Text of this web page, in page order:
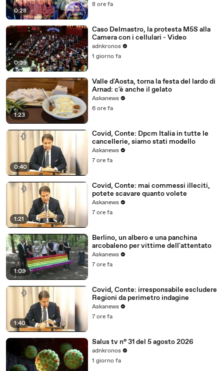
0:28
8 ore fa
0:39
Caso Delmastro, la protesta M5S alla
Camera con i cellulari - Video
adnkronos
1 giorno fa
1:23
Valle d'Aosta, torna la festa del lardo di
Arnad: c'è anche il gelato
Askanews
6 ore fa
0:40
Covid, Conte: Dpcm Italia in tutte le
cancellerie, siamo stati modello
Askanews
7 ore fa
1:21
Covid, Conte: mai commessi illeciti,
potete scavare quanto volete
Askanews
7 ore fa
1:09
Berlino, un albero e una panchina
arcobaleno per vittime dell'attentato
Askanews
7 ore fa
1:40
Covid, Conte: irresponsabile escludere
Regioni da perimetro indagine
Askanews
7 ore fa
Salus tv n° 31 del 5 agosto 2026
adnkronos
1 giorno fa